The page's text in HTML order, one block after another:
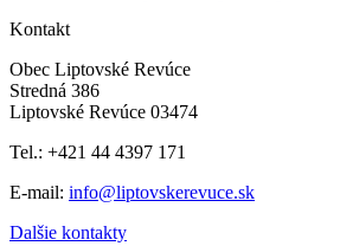
Kontakt
Obec Liptovské Revúce
Stredná 386
Liptovské Revúce 03474
Tel.: +421 44 4397 171
E-mail: info@liptovskerevuce.sk
Dalšie kontakty